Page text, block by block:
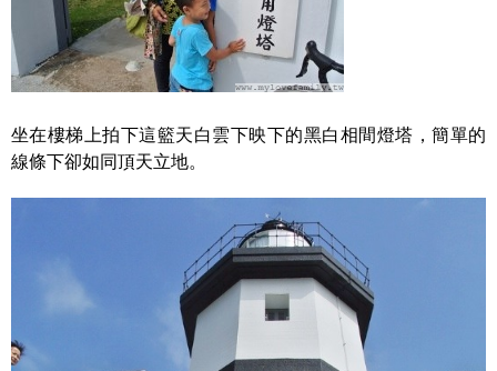
坐在樓梯上拍下這籃天白雲下映下的黑白相間燈塔，簡單的
線條下卻如同頂天立地。